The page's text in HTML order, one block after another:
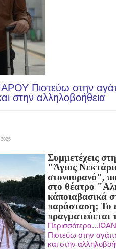
Πιστεύω στην
στην αλληλοβοήθεια
Συμμετέχεις
"Άγιος
στονουρανό",
στο θέατρο
κάποιαβασικά
παράσταση; Το
πραγματεύεται
Πιστεύω στην
και στην